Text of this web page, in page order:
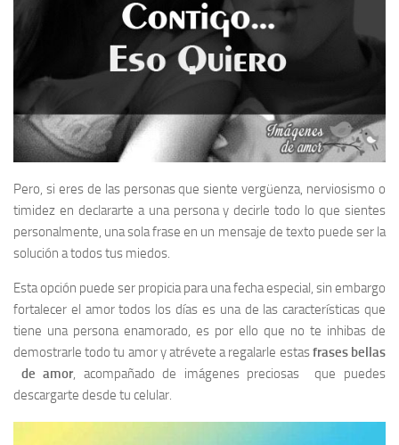
Pero, si eres de las personas que siente vergüenza, nerviosismo o
timidez en declararte a una persona y decirle todo lo que sientes
personalmente, una sola frase en un mensaje de texto puede ser la
solución a todos tus miedos.
Esta opción puede ser propicia para una fecha especial, sin embargo
fortalecer el amor todos los días es una de las características que
tiene una persona enamorado, es por ello que no te inhibas de
demostrarle todo tu amor y atrévete a regalarle estasfrases bellas
de amor, acompañado de imágenes preciosas que puedes
descargarte desde tu celular.